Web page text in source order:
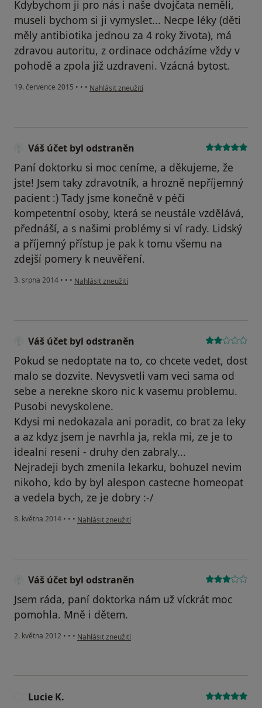
Kdybychom ji pro nás i naše dvojčata neměli,
museli bychom si ji vymyslet... Necpe léky (děti
měly antibiotika jednou za 4 roky života), má
zdravou autoritu, z ordinace odcházíme vždy v
pohodě a zpola již uzdraveni. Vzácná bytost.
19. července 2015 • • • podle názoru uživatele Váš účet byl odstraněn
Nahlásit zneužití
Váš účet byl odstraněn
Paní doktorku si moc ceníme, a děkujeme, že
jste! Jsem taky zdravotník, a hrozně nepříjemný
pacient :) Tady jsme konečně v péči
kompetentní osoby, která se neustále vzdělává,
přednáší, a s našimi problémy si ví rady. Lidský
a příjemný přístup je pak k tomu všemu na
zdejší pomery k neuvěření.
3. srpna 2014 • • • podle názoru uživatele Váš účet byl odstraněn
Nahlásit zneužití
Váš účet byl odstraněn
Pokud se nedoptate na to, co chcete vedet, dost
malo se dozvite. Nevysvetli vam veci sama od
sebe a nerekne skoro nic k vasemu problemu.
Pusobi nevyskolene.
Kdysi mi nedokazala ani poradit, co brat za leky
a az kdyz jsem je navrhla ja, rekla mi, ze je to
idealni reseni - druhy den zabraly...
Nejradeji bych zmenila lekarku, bohuzel nevim
nikoho, kdo by byl alespon castecne homeopat
a vedela bych, ze je dobry :-/
8. května 2014 • • • podle názoru uživatele Váš účet byl odstraněn
Nahlásit zneužití
Váš účet byl odstraněn
Jsem ráda, paní doktorka nám už víckrát moc
pomohla. Mně i dětem.
2. května 2012 • • • podle názoru uživatele Váš účet byl odstraněn
Nahlásit zneužití
Lucie K.